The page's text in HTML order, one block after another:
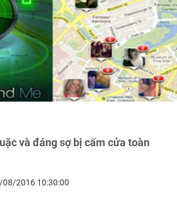
và đáng sợ bị cấm cửa toàn
08/2016 10:30:00